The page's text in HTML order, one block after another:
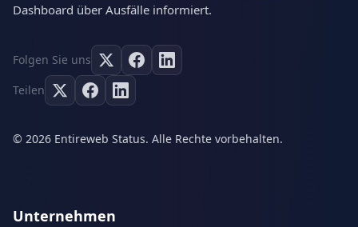
Dashboard über Ausfälle informiert.
Folgen Sie uns
Teilen
© 2026 Entireweb Status. Alle Rechte vorbehalten.
Unternehmen